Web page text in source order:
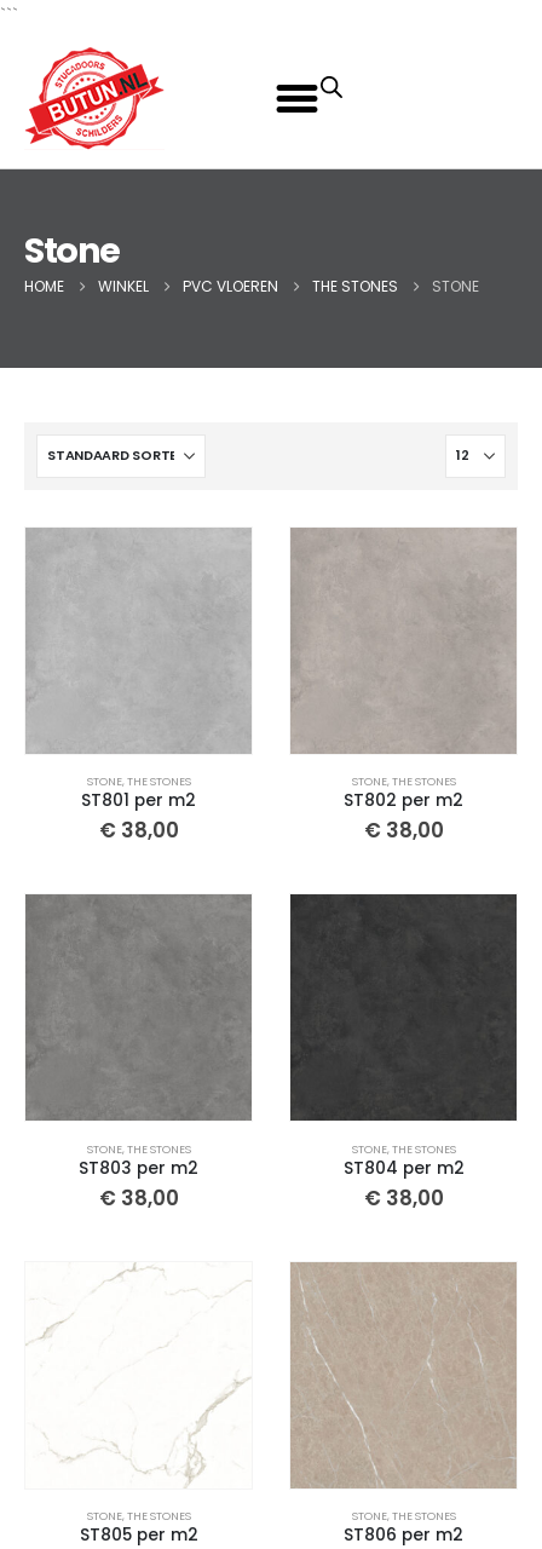
```
Stone
HOME WINKEL PVC VLOEREN THE STONES STONE
STONE,THE STONES
ST801 per m2
€ 38,00
STONE,THE STONES
ST802 per m2
€ 38,00
STONE,THE STONES
ST803 per m2
€ 38,00
STONE,THE STONES
ST804 per m2
€ 38,00
STONE,THE STONES
ST805 per m2
STONE,THE STONES
ST806 per m2